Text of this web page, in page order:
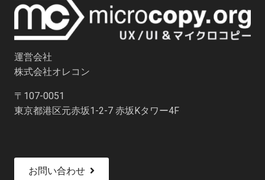
運営会社
株式会社オレコン
〒107-0051
東京都港区元赤坂1-2-7 赤坂Kタワー4F
お問い合わせ